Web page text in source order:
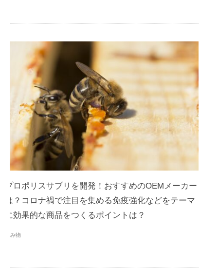
プロポリスサプリを開発！おすすめのOEMメーカー
は？コロナ禍で注目を集める免疫強化などをテーマ
に効果的な商品をつくるポイントは？
読み物